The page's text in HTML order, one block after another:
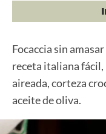
Focaccia sin
receta italiana fácil,
aireada, corteza
aceite de oliva.